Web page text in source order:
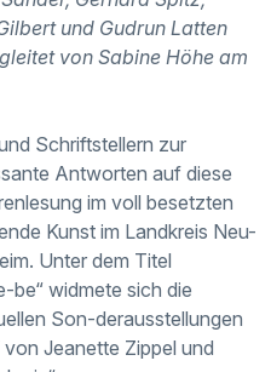
und Gudrun Latten
von Sabine Höhe am
Schriftstellern zur
Antworten auf diese
im voll besetzten
Kunst im Landkreis Neu-
Unter dem Titel
be“ widmete sich die
Son-derausstellungen
von Jeanette Zippel und